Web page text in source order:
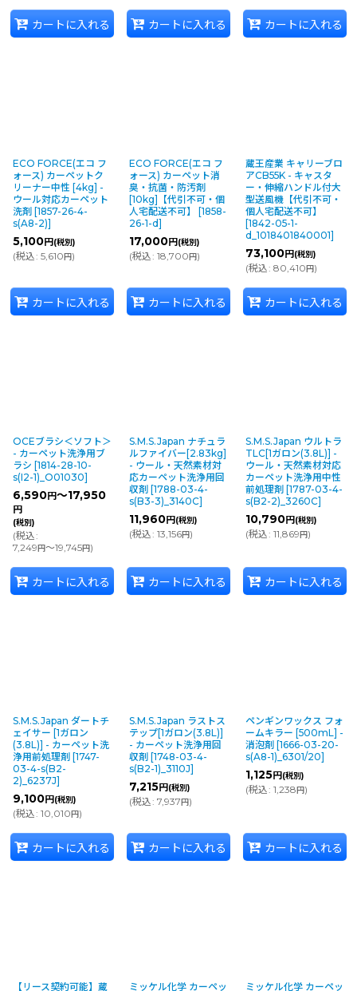
カートに入れる カートに入れる カートに入れる
ECO FORCE(エコ フ
ォース) カーペットク
リーナー中性 [4kg] -
ウール対応カーペット
洗剤 [1857-26-4-
s(A8-2)]
5,100円 (税別)
(税込: 5,610 円)
カートに入れる
ECO FORCE(エコ フ
ォース) カーペット消
臭・抗菌・防汚剤
[10kg]【代引不可・個
人宅配送不可】
[1858-
26-1-d]
17,000円 (税別)
(税込: 18,700 円)
カートに入れる
蔵王産業 キャリーブロ
アCB55K - キャスタ
ー・伸縮ハンドル付大
型送風機【代引不可・
個人宅配送不可】
[1842-05-1-
d_1018401840001]
73,100円 (税別)
(税込: 80,410 円)
カートに入れる
OCEブラシ＜ソフト＞
- カーペット洗浄用ブ
ラシ [1814-28-10-
s(I2-1)_O01030]
6,590円～17,950
円
(税別)
(税込:
7,249 円～19,745円)
カートに入れる
S.M.S.Japan ナチュラ
ルファイバー[2.83kg]
- ウール・天然素材対
応カーペット洗浄用回
収剤 [1788-03-4-
s(B3-3)_3140C]
11,960円 (税別)
(税込: 13,156円)
カートに入れる
S.M.S.Japan ウルトラ
TLC[1ガロン(3.8L)] -
ウール・天然素材対応
カーペット洗浄用中性
前処理剤 [1787-03-4-
s(B2-2)_3260C]
10,790円 (税別)
(税込: 11,869 円)
カートに入れる
S.M.S.Japan ダートチ
ェイサー [1ガロン
(3.8L)] - カーペット洗
浄用前処理剤 [1747-
03-4-s(B2-
2)_6237J]
9,100円 (税別)
(税込: 10,010 円)
カートに入れる
S.M.S.Japan ラストス
テップ[1ガロン(3.8L)]
- カーペット洗浄用回
収剤 [1748-03-4-
s(B2-1)_3110J]
7,215円 (税別)
(税込: 7,937 円)
カートに入れる
ペンギンワックス フォ
ームキラー [500mL] -
消泡剤 [1666-03-20-
s(A8-1)_6301/20]
1,125円 (税別)
(税込: 1,238 円)
カートに入れる
【リース契約可能】蔵
ミッケル化学 カーペッ
ミッケル化学 カーペッ